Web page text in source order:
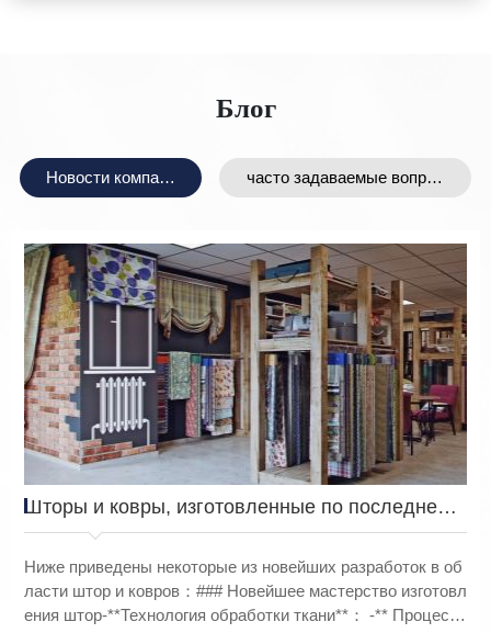
Блог
Новости компани часто задаваемые вопрос
Шторы и ковры, изготовленные по последнему
слову техники
Ниже приведены некоторые из новейших разработок в об
ласти штор и ковров：### Новейшее мастерство изготовл
ения штор-**Технология обработки ткани**： -** Процесс